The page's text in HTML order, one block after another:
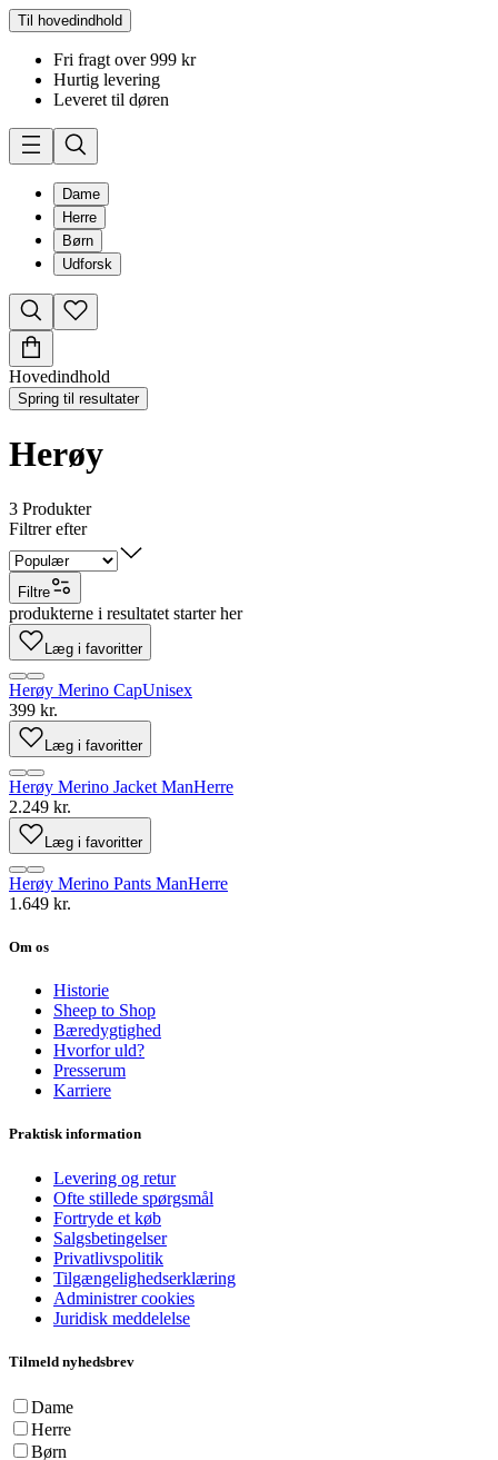
Til hovedindhold
Fri fragt over 999 kr
Hurtig levering
Leveret til døren
Dame
Herre
Børn
Udforsk
Hovedindhold
Spring til resultater
Herøy
3 Produkter
Filtrer efter
Filtre
produkterne i resultatet starter her
Læg i favoritter
Herøy Merino CapUnisex
399 kr.
Læg i favoritter
Herøy Merino Jacket ManHerre
2.249 kr.
Læg i favoritter
Herøy Merino Pants ManHerre
1.649 kr.
Om os
Historie
Sheep to Shop
Bæredygtighed
Hvorfor uld?
Presserum
Karriere
Praktisk information
Levering og retur
Ofte stillede spørgsmål
Fortryde et køb
Salgsbetingelser
Privatlivspolitik
Tilgængelighedserklæring
Administrer cookies
Juridisk meddelelse
Tilmeld nyhedsbrev
Dame
Herre
Børn